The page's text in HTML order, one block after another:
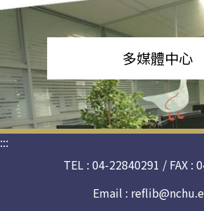
多媒體中心
:::
TEL : 04-22840291 / FAX :
Email :